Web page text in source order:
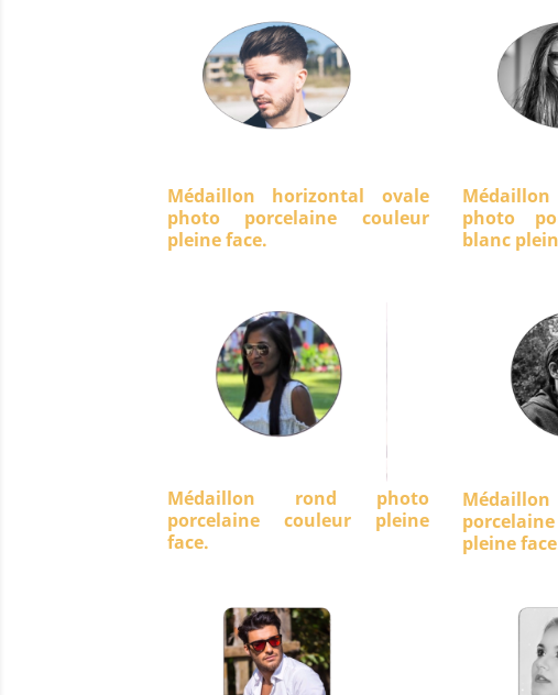
Médaillon horizontal ovale
photo porcelaine couleur
pleine face.
photo
blanc
Médaillon rond photo
porcelaine couleur pleine
face.
pleine